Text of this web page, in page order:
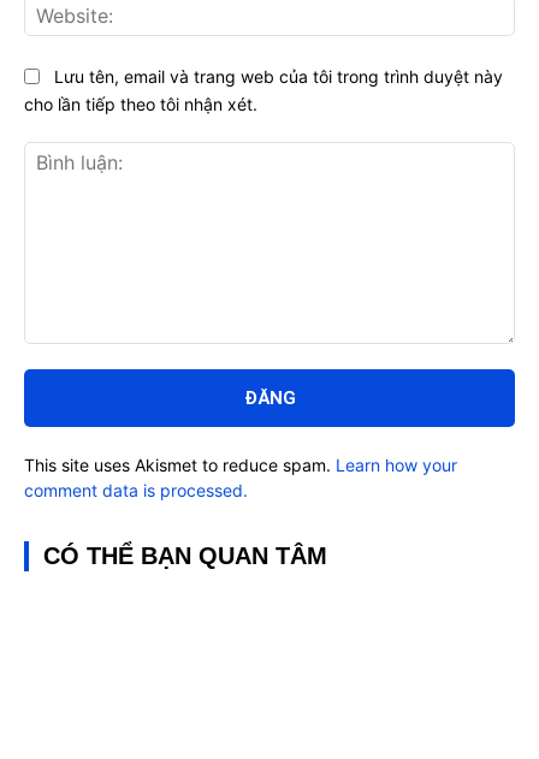
luận:
Lưu tên, email và trang web của tôi trong trình duyệt này
cho lần tiếp theo tôi nhận xét.
This site uses Akismet to reduce spam. Learn how your
comment data is processed.
CÓ THỂ BẠN QUAN TÂM